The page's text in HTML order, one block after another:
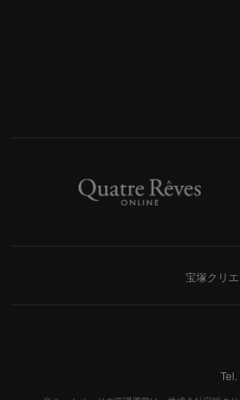
宝塚クリ